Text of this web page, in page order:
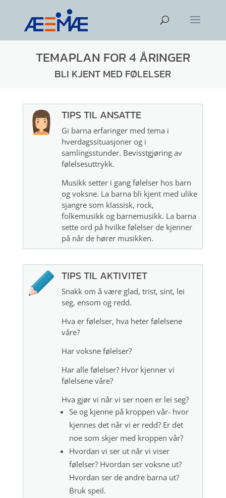
TEMAPLAN FOR 4 ÅRINGER
BLI KJENT MED FØLELSER
TIPS TIL ANSATTE
Gi barna erfaringer med tema i
hverdagssituasjoner og i
samlingsstunder. Bevisstgjøring av
følelsesuttrykk.
Musikk setter i gang følelser hos barn
og voksne. La barna bli kjent med ulike
sjangre som klassisk, rock,
folkemusikk og barnemusikk. La barna
sette ord på hvilke følelser de kjenner
på når de hører musikken.
TIPS TIL AKTIVITET
Snakk om å være glad, trist, sint, lei
seg, ensom og redd.
Hva er følelser, hva heter følelsene
våre?
Har voksne følelser?
Har alle følelser? Hvor kjenner vi
følelsene våre?
Hva gjør vi når vi ser noen er lei seg?
Se og kjenne på kroppen vår- hvor
kjennes det når vi er redd? Er det
noe som skjer med kroppen vår?
Hvordan vi ser ut når vi viser
følelser? Hvordan ser voksne ut?
Hvordan ser de andre barna ut?
Bruk speil.